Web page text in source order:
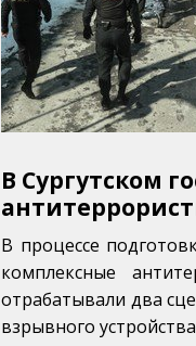
В Сургутском
В процессе
комплексные
отрабатывали два
взрывного